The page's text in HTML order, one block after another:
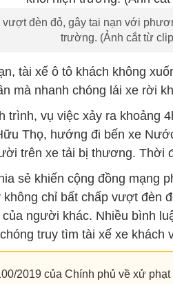
vượt đèn đỏ, gây tai nạn với
trường. (Ảnh cắt từ
tài xế ô tô khách không
mà nhanh chóng lái xe rời
trình, vụ việc xảy ra khoảng
Thọ, hướng đi bến xe
trên xe tải bị thương. Thời
sẻ khiến cộng đồng mạng
không chỉ bất chấp vượt đèn
người khác. Nhiều bình
truy tìm tài xế xe khách
2019 của Chính phủ về xử